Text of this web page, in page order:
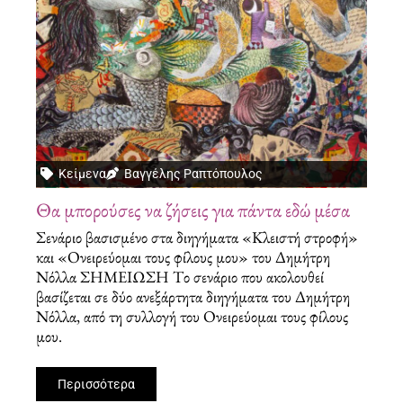
Κείμενα Bαγγέλης Pαπτόπουλος
Θα μπορούσες να ζήσεις για πάντα εδώ μέσα
Σενάριο βασισμένο στα διηγήματα «Kλειστή στροφή»
και «Oνειρεύομαι τους φίλους μου» του Δημήτρη
Νόλλα ΣΗΜΕΙΩΣΗ Tο σενάριο που ακολουθεί
βασίζεται σε δύο ανεξάρτητα διηγήματα του Δημήτρη
Nόλλα, από τη συλλογή του Oνειρεύομαι τους φίλους
μου.
Περισσότερα